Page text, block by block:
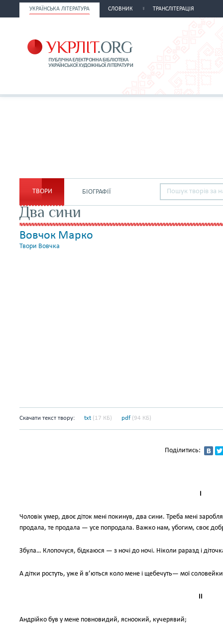
УКРАЇНСЬКА ЛІТЕРАТУРА СЛОВНИК ТРАНСЛІТЕРАЦІЯ
ТВОРИ БІОГРАФІЇ
Два сини
Вовчок Марко
Твори Вовчка
Скачати текст твору: txt (17 КБ) pdf (94 КБ)
Поділитись:
I
Чоловік умер, двоє діток мені покинув, два сини. Треба мені
продала, те продала — усе попродала. Важко нам, убогим, своє
Збула… Клопочуся, бідкаюся — з ночі до ночі. Ніколи раразд і
А дітки ростуть, уже й в’ються коло мене і щебечуть— мої
II
Андрійко був у мене повновидий, ясноокий, кучерявий;